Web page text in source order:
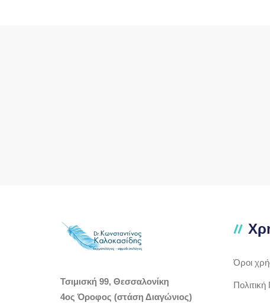
Τσιμισκή 99, Θεσσαλονίκη
4ος Όροφος (στάση Διαγώνιος)
Όροι
Πολιτική